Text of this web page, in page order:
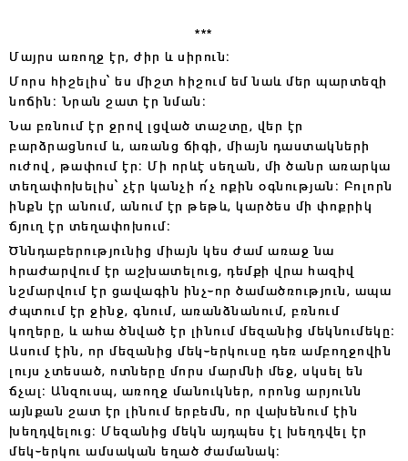
***
Մայրս առողջ էր, ժիր և սիրուն։
Մորս հիշելիս՝ ես միշտ հիշում եմ նաև մեր պարտեզի
նոճին։ Նրան շատ էր նման։
Նա բռնում էր ջրով լցված տաշտը, վեր էր
բարձրացնում և, առանց ճիգի, միայն դաստակների
ուժով, թափում էր։ Մի որևէ սեղան, մի ծանր առարկա
տեղափոխելիս՝ չէր կանչի ո՛չ ոքին օգնության։ Բոլորն
ինքն էր անում, անում էր թեթև, կարծես մի փոքրիկ
ճյուղ էր տեղափոխում։
Ծննդաբերությունից միայն կես ժամ առաջ նա
հրաժարվում էր աշխատելուց, դեմքի վրա հազիվ
նշմարվում էր ցավագին ինչ֊որ ծամածռություն, ապա
ժպտում էր ջինջ, գնում, առանձնանում, բռնում
կողերը, և ահա ծնված էր լինում մեզանից մեկնումեկը։
Ասում էին, որ մեզանից մեկ֊երկուսը դեռ ամբողջովին
լույս չտեսած, ոտները մորս մարմնի մեջ, սկսել են
ճչալ։ Անզուսպ, առողջ մանուկներ, որոնց արյունն
այնքան շատ էր լինում երբեմն, որ վախենում էին
խեղդվելուց։ Մեզանից մեկն այդպես էլ խեղդվել էր
մեկ֊երկու ամսական եղած ժամանակ։